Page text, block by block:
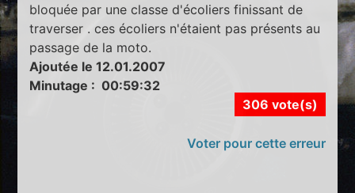
bloquée par une classe d'écoliers finissant de
traverser . ces écoliers n'étaient pas présents au
passage de la moto.
Ajoutée le 12.01.2007
Minutage : 00:59:32
306 vote(s)
Voter pour cette erreur